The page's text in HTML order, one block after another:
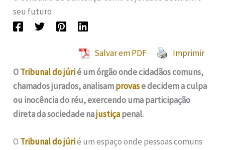
seu futuro
Salvar em PDF
Imprimir
OTribunal do júrié um órgão onde cidadãos comuns,
chamados jurados, analisamprovase decidem a culpa
ou inocência do réu, exercendo uma participação
direta da sociedade najustiçapenal.
O Tribunal do júrié um espaço onde pessoas comuns